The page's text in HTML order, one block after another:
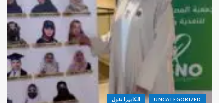
UNCATEGORIZED الكاميرا تقول